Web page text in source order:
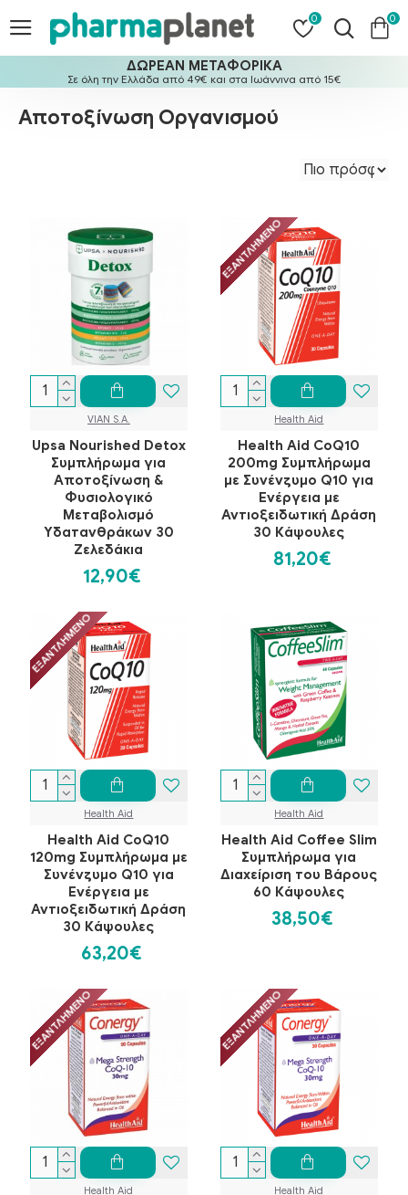
0 0
ΔΩΡΕΑΝ ΜΕΤΑΦΟΡΙΚΑ
Σε όλη την Ελλάδα από 49€ και στα Ιωάννινα από 15€
Αποτοξίνωση Οργανισμού
VIAN S.A.
Upsa Nourished Detox
Συμπλήρωμα για
Αποτοξίνωση &
Φυσιολογικό
Μεταβολισμό
Υδατανθράκων 30
Ζελεδάκια
12,90€
ΕΞΑΝΤΛΗΜΈΝΟ
Health Aid
Health Aid CoQ10
200mg Συμπλήρωμα
με Συνένζυμο Q10 για
Ενέργεια με
Αντιοξειδωτική Δράση
30 Κάψουλες
81,20€
ΕΞΑΝΤΛΗΜΈΝΟ
Health Aid
Health Aid CoQ10
120mg Συμπλήρωμα με
Συνένζυμο Q10 για
Ενέργεια με
Αντιοξειδωτική Δράση
30 Κάψουλες
63,20€
Health Aid
Health Aid Coffee Slim
Συμπλήρωμα για
Διαχείριση του Βάρους
60 Κάψουλες
38,50€
ΕΞΑΝΤΛΗΜΈΝΟ
Health Aid
ΕΞΑΝΤΛΗΜΈΝΟ
Health Aid